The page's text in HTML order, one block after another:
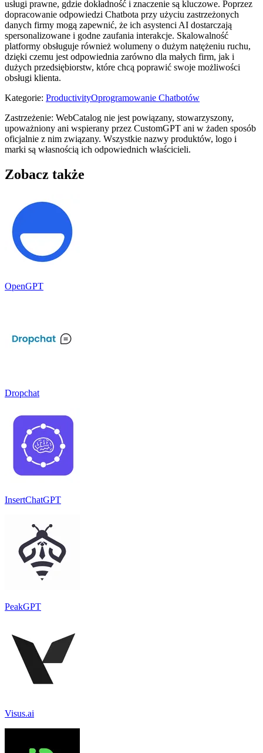
usługi prawne, gdzie dokładność i znaczenie są kluczowe. Poprzez
dopracowanie odpowiedzi Chatbota przy użyciu zastrzeżonych
danych firmy mogą zapewnić, że ich asystenci AI dostarczają
spersonalizowane i godne zaufania interakcje. Skalowalność
platformy obsługuje również wolumeny o dużym natężeniu ruchu,
dzięki czemu jest odpowiednia zarówno dla małych firm, jak i
dużych przedsiębiorstw, które chcą poprawić swoje możliwości
obsługi klienta.
Kategorie: ProductivityOprogramowanie Chatbotów
Zastrzeżenie: WebCatalog nie jest powiązany, stowarzyszony,
upoważniony ani wspierany przez CustomGPT ani w żaden sposób
oficjalnie z nim związany. Wszystkie nazwy produktów, logo i
marki są własnością ich odpowiednich właścicieli.
Zobacz także
OpenGPT
Dropchat
InsertChatGPT
PeakGPT
Visus.ai